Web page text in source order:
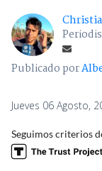
Publicado por
Jueves 06 Agosto,
Seguimos criterios